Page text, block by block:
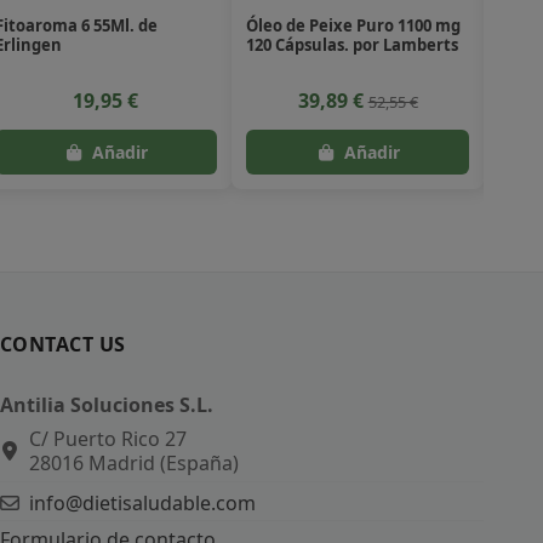
6 55Ml. de
19,95 €
Óleo de Peixe Puro 1100 mg
120 Cápsulas. por Lamberts
39,89 €52,55 €
CONTACT US
Antilia Soluciones S.L.
C/ Puerto Rico 27
28016 Madrid (España)
info@dietisaludable.com